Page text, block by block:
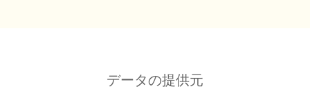
データの提供元